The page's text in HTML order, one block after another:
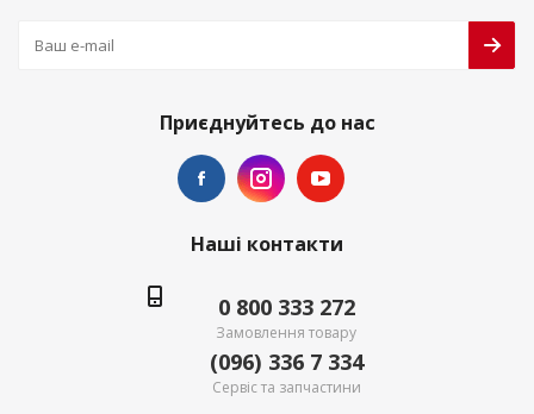
Приєднуйтесь до нас
Наші контакти
0 800 333 272
Замовлення товару
(096) 336 7 334
Сервіс та запчастини